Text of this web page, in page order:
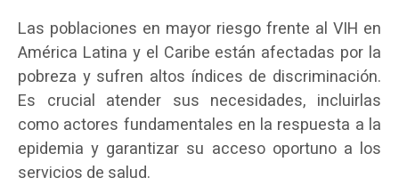
Las poblaciones en mayor riesgo frente al VIH en
América Latina y el Caribe están afectadas por la
pobreza y sufren altos índices de discriminación.
Es crucial atender sus necesidades, incluirlas
como actores fundamentales en la respuesta a la
epidemia y garantizar su acceso oportuno a los
servicios de salud.